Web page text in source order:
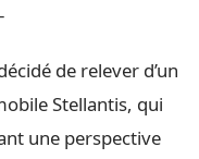
de relever d’un
Stellantis, qui
une perspective